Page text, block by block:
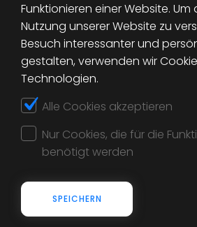
JETZT WEBSEITE
Teilen Sie uns Ihre Anforderungen mit und
Funktionieren einer Website.
Nutzung unserer Website zu
Besuch interessanter und
gestalten, verwenden wir
Technologien.
Alle Cookies akzeptieren
Nur Cookies, die für die
benötigt werden
SPEICHERN